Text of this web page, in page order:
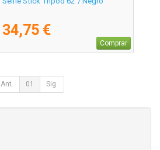
34,75 €
Comprar
Ant. 01 Sig.